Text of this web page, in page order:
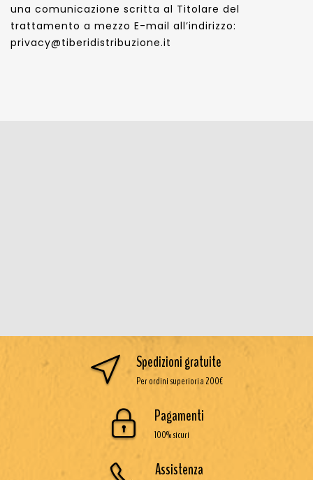
una comunicazione scritta al Titolare del
trattamento a mezzo E-mail all’indirizzo:
privacy@tiberidistribuzione.it
Spedizioni gratuite
Per ordini superiori a 200€
Pagamenti
100% sicuri
Assistenza